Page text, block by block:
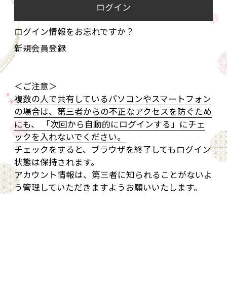
ログイン
ログイン情報をお忘れですか？
新規会員登録
＜ご注意＞
複数の人で共有しているパソコンやスマートフォン
の場合は、第三者からの不正なアクセスを防ぐため
にも、 「次回から自動的にログインする」にチェ
ックを入れないでください。
チェックをすると、ブラウザを終了してもログイン
状態は保持されます。
アカウント情報は、第三者に知られることがないよ
う管理していただきますようお願いいたします。